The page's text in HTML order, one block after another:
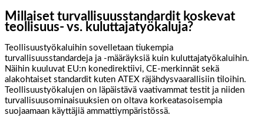
Millaiset turvallisuusstandardit koskevat
teollisuus- vs. kuluttajatyökaluja?
Teollisuustyökaluihin sovelletaan tiukempia
turvallisuusstandardeja ja -määräyksiä kuin kuluttajatyökaluihin.
Näihin kuuluvat EU:n konedirektiivi, CE-merkinnät sekä
alakohtaiset standardit kuten ATEX räjähdysvaarallisiin tiloihin.
Teollisuustyökalujen on läpäistävä vaativammat testit ja niiden
turvallisuusominaisuuksien on oltava korkeatasoisempia
suojaamaan käyttäjiä ammattiympäristössä.